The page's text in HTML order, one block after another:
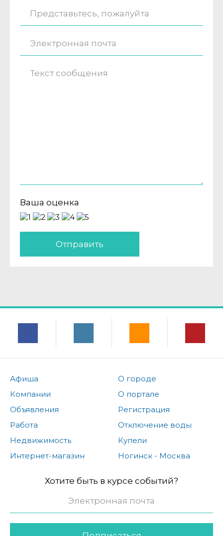
Ваша оценка
Отправить
Афиша
Компании
Объявления
Работа
Недвижимость
Интернет-магазин
О городе
О портале
Регистрация
Отключение воды
Купели
Ногинск - Москва
Хотите быть в курсе событий?